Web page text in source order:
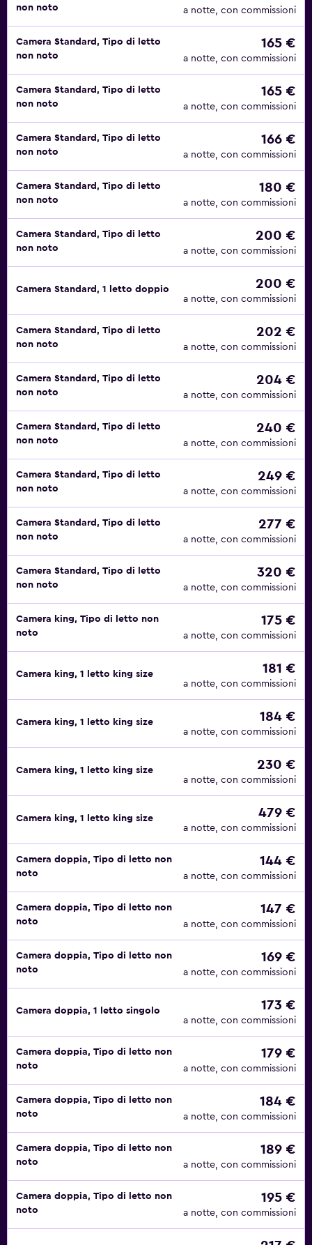
non noto a notte, con commissioni
Camera Standard, Tipo di letto
non noto
165 €
a notte, con commissioni
Camera Standard, Tipo di letto
non noto
165 €
a notte, con commissioni
Camera Standard, Tipo di letto
non noto
166 €
a notte, con commissioni
Camera Standard, Tipo di letto
non noto
180 €
a notte, con commissioni
Camera Standard, Tipo di letto
non noto
200 €
a notte, con commissioni
Camera Standard, 1 letto doppio 200 €
a notte, con commissioni
Camera Standard, Tipo di letto
non noto
202 €
a notte, con commissioni
Camera Standard, Tipo di letto
non noto
204 €
a notte, con commissioni
Camera Standard, Tipo di letto
non noto
240 €
a notte, con commissioni
Camera Standard, Tipo di letto
non noto
249 €
a notte, con commissioni
Camera Standard, Tipo di letto
non noto
277 €
a notte, con commissioni
Camera Standard, Tipo di letto
non noto
320 €
a notte, con commissioni
Camera king, Tipo di letto non
noto
175 €
a notte, con commissioni
Camera king, 1 letto king size 181 €
a notte, con commissioni
Camera king, 1 letto king size 184 €
a notte, con commissioni
Camera king, 1 letto king size 230 €
a notte, con commissioni
Camera king, 1 letto king size 479 €
a notte, con commissioni
Camera doppia, Tipo di letto non
noto
144 €
a notte, con commissioni
Camera doppia, Tipo di letto non
noto
147 €
a notte, con commissioni
Camera doppia, Tipo di letto non
noto
169 €
a notte, con commissioni
Camera doppia, 1 letto singolo 173 €
a notte, con commissioni
Camera doppia, Tipo di letto non
noto
179 €
a notte, con commissioni
Camera doppia, Tipo di letto non
noto
184 €
a notte, con commissioni
Camera doppia, Tipo di letto non
noto
189 €
a notte, con commissioni
Camera doppia, Tipo di letto non
noto
195 €
a notte, con commissioni